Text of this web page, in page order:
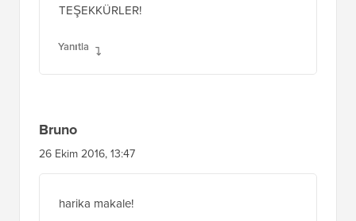
TEŞEKKÜRLER!
Yanıtla
Bruno
26 Ekim 2016, 13:47
harika makale!